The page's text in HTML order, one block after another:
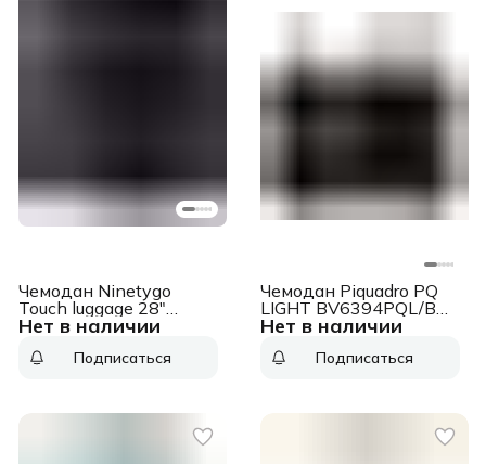
Нет в наличии
Чемодан Ninetygo
Touch luggage 28"
черный
Подписаться
Нет в наличии
Чемодан Piquadro PQ
LIGHT BV6394PQL/BO
51x75x31 см
бургундиПодписаться